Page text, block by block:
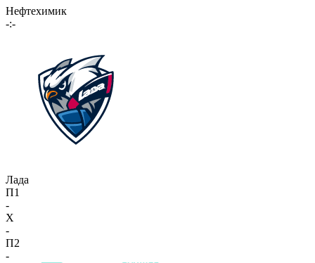
Нефтехимик
-:-
Лада
П1
-
X
-
П2
-